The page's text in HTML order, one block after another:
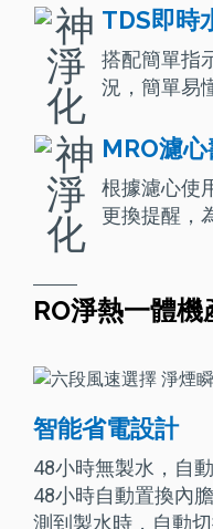
TDS即時
搭配簡單指
況，簡單易
MRO濾
根據濾心使
更換提醒，
RO淨熱一體機
智能省電設計
48小時無製水，自
48小時自動置換內
測到製水時，自動切